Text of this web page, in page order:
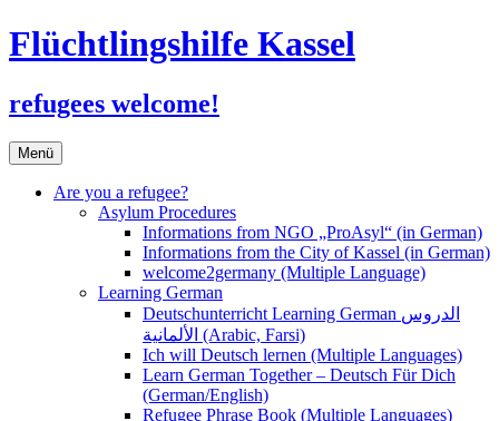
Flüchtlingshilfe Kassel
refugees welcome!
Menü Zum
Inhalt
springen
Are you a refugee?
Asylum Procedures
Informations from NGO „ProAsyl“ (in German)
Informations from the City of Kassel (in German)
welcome2germany (Multiple Language)
Learning German
Deutschunterricht Learning German الدروس
الألمانية (Arabic, Farsi)
Ich will Deutsch lernen (Multiple Languages)
Learn German Together – Deutsch Für Dich
(German/English)
Refugee Phrase Book (Multiple Languages)